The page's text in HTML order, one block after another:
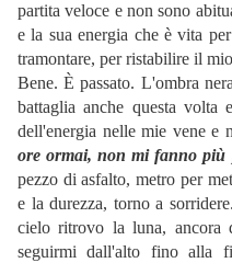
partita veloce e non sono
e la sua energia che è vita
tramontare, per ristabilire il
Bene. È passato. L'ombra
battaglia anche questa volta
dell'energia nelle mie vene e
ore ormai, non mi fanno
pezzo di asfalto, metro per
e la durezza, torno a
cielo ritrovo la luna, ancora
seguirmi dall'alto fino alla